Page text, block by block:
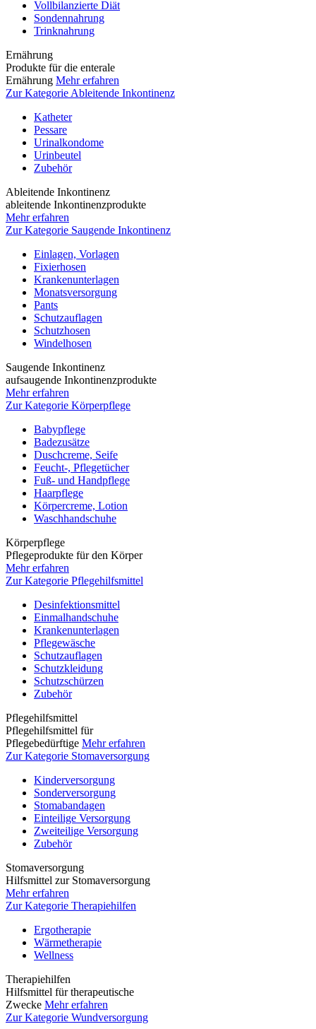
Vollbilanzierte Diät
Sondennahrung
Trinknahrung
Ernährung
Produkte für die enterale
Ernährung Mehr erfahren
Zur Kategorie Ableitende Inkontinenz
Katheter
Pessare
Urinalkondome
Urinbeutel
Zubehör
Ableitende Inkontinenz
ableitende Inkontinenzprodukte
Mehr erfahren
Zur Kategorie Saugende Inkontinenz
Einlagen, Vorlagen
Fixierhosen
Krankenunterlagen
Monatsversorgung
Pants
Schutzauflagen
Schutzhosen
Windelhosen
Saugende Inkontinenz
aufsaugende Inkontinenzprodukte
Mehr erfahren
Zur Kategorie Körperpflege
Babypflege
Badezusätze
Duschcreme, Seife
Feucht-, Pflegetücher
Fuß- und Handpflege
Haarpflege
Körpercreme, Lotion
Waschhandschuhe
Körperpflege
Pflegeprodukte für den Körper
Mehr erfahren
Zur Kategorie Pflegehilfsmittel
Desinfektionsmittel
Einmalhandschuhe
Krankenunterlagen
Pflegewäsche
Schutzauflagen
Schutzkleidung
Schutzschürzen
Zubehör
Pflegehilfsmittel
Pflegehilfsmittel für
Pflegebedürftige Mehr erfahren
Zur Kategorie Stomaversorgung
Kinderversorgung
Sonderversorgung
Stomabandagen
Einteilige Versorgung
Zweiteilige Versorgung
Zubehör
Stomaversorgung
Hilfsmittel zur Stomaversorgung
Mehr erfahren
Zur Kategorie Therapiehilfen
Ergotherapie
Wärmetherapie
Wellness
Therapiehilfen
Hilfsmittel für therapeutische
Zwecke Mehr erfahren
Zur Kategorie Wundversorgung